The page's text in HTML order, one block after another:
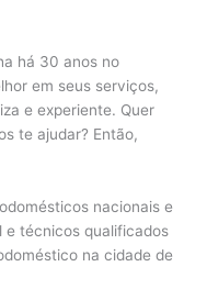
há 30 anos no
em seus serviços,
e experiente. Quer
te ajudar? Então,
nacionais e
e técnicos qualificados
na cidade de